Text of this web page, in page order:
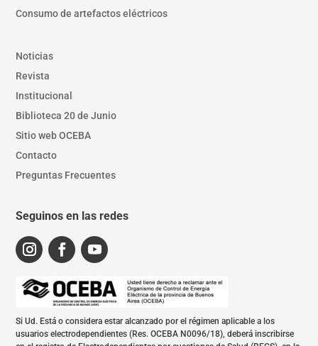
Consumo de artefactos eléctricos
Noticias
Revista
Institucional
Biblioteca 20 de Junio
Sitio web OCEBA
Contacto
Preguntas Frecuentes
Seguinos en las redes
Si Ud. Está o considera estar alcanzado por el régimen aplicable a los
usuarios electrodependientes (Res. OCEBA N0096/18), deberá inscribirse